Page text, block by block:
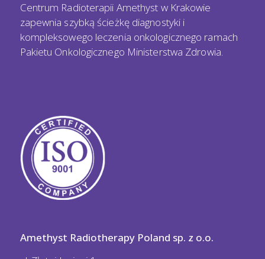
Centrum Radioterapii Amethyst w Krakowie
zapewnia szybką ścieżkę diagnostyki i
kompleksowego leczenia onkologicznego ramach
Pakietu Onkologicznego Ministerstwa Zdrowia.
Amethyst Radiotherapy Poland sp. z o.o.